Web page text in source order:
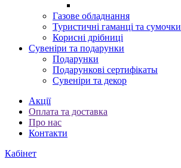
Газове обладнання
Туристичні гаманці та сумочки
Корисні дрібниці
Сувеніри та подарунки
Подарунки
Подарункові сертифікаты
Сувеніри та декор
Акції
Оплата та доставка
Про нас
Контакти
Кабінет